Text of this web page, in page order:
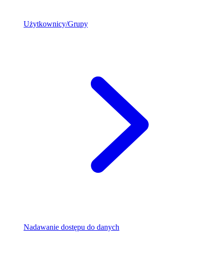
Użytkownicy/Grupy
Nadawanie dostępu do danych